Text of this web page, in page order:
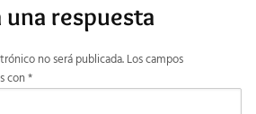
una respuesta
no será publicada.Los campos
con*